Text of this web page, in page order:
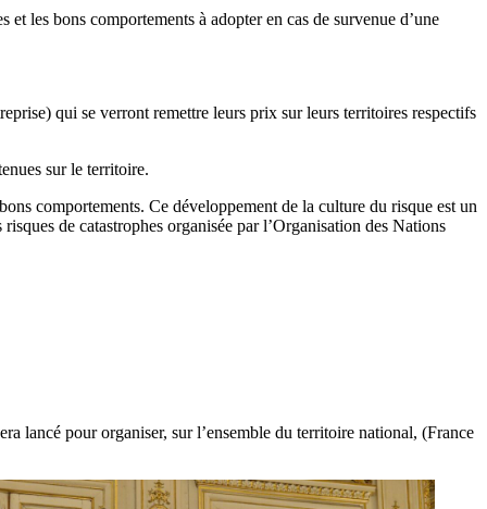
les bons comportements à adopter en cas de survenue d’une
qui se verront remettre leurs prix sur leurs territoires respectifs
sur le territoire.
comportements. Ce développement de la culture du risque est un
de catastrophes organisée par l’Organisation des Nations
lancé pour organiser, sur l’ensemble du territoire national, (France